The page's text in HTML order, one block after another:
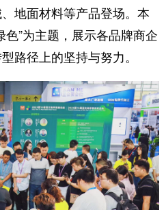
地面材料等产品登场。本
色”为主题，展示各品牌商企
路径上的坚持与努力。